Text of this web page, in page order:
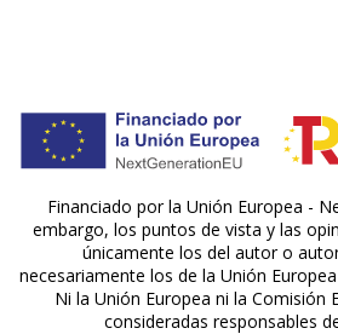
Financiado por la Unión Europea -
embargo, los puntos de vista y las
únicamente los del autor o
necesariamente los de la Unión
Ni la Unión Europea ni la Comisión
consideradas responsables